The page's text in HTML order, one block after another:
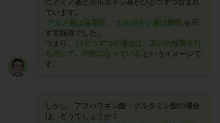
にアミノ基とカルボキシ基がひとつずつ含まれ
ています。
アミノ基は塩基性
カルボキシ基は酸性 を示
す官能基でした。
つまり、
ひとつずつの場合は、互いの性質を打
ち消して、中性になっている というイメージで
す。
しかし、アスパラギン酸・グルタミン酸の場合
は、どうでしょうか？